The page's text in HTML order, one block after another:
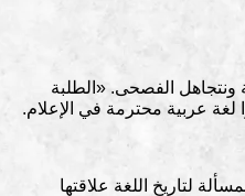
ونتجاهل الفصحى. «الطلبة
عربية محترمة في الإعلام.
لتاريخ اللغة علاقتها